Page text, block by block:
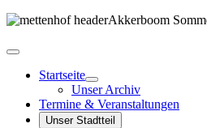
Startseite
Unser Archiv
Termine & Veranstaltungen
Unser Stadtteil